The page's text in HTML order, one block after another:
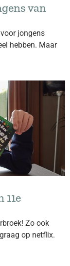
van
jongens
hebben. Maar
Zo ook
op netflix.